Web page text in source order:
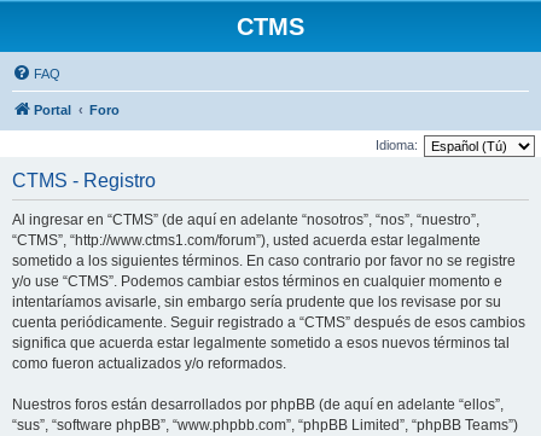
CTMS
FAQ
Portal Foro
Idioma:
CTMS - Registro
Al ingresar en “CTMS” (de aquí en adelante “nosotros”, “nos”, “nuestro”,
“CTMS”, “http://www.ctms1.com/forum”), usted acuerda estar legalmente
sometido a los siguientes términos. En caso contrario por favor no se registre
y/o use “CTMS”. Podemos cambiar estos términos en cualquier momento e
intentaríamos avisarle, sin embargo sería prudente que los revisase por su
cuenta periódicamente. Seguir registrado a “CTMS” después de esos cambios
significa que acuerda estar legalmente sometido a esos nuevos términos tal
como fueron actualizados y/o reformados.
Nuestros foros están desarrollados por phpBB (de aquí en adelante “ellos”,
“sus”, “software phpBB”, “www.phpbb.com”, “phpBB Limited”, “phpBB Teams”)